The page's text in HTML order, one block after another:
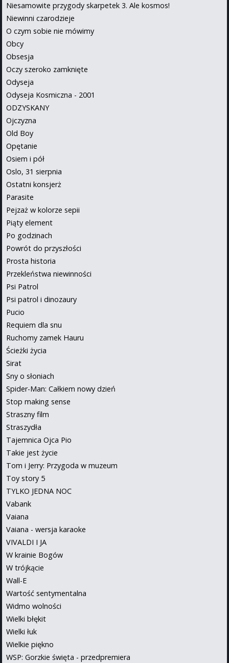
Niesamowite przygody skarpetek 3. Ale kosmos!
Niewinni czarodzieje
O czym sobie nie mówimy
Obcy
Obsesja
Oczy szeroko zamknięte
Odyseja
Odyseja Kosmiczna - 2001
ODZYSKANY
Ojczyzna
Old Boy
Opętanie
Osiem i pół
Oslo, 31 sierpnia
Ostatni konsjerż
Parasite
Pejzaż w kolorze sepii
Piąty element
Po godzinach
Powrót do przyszłości
Prosta historia
Przekleństwa niewinności
Psi Patrol
Psi patrol i dinozaury
Pucio
Requiem dla snu
Ruchomy zamek Hauru
Ścieżki życia
Sirat
Sny o słoniach
Spider-Man: Całkiem nowy dzień
Stop making sense
Straszny film
Straszydła
Tajemnica Ojca Pio
Takie jest życie
Tom i Jerry: Przygoda w muzeum
Toy story 5
TYLKO JEDNA NOC
Vabank
Vaiana
Vaiana - wersja karaoke
VIVALDI I JA
W krainie Bogów
W trójkącie
Wall-E
Wartość sentymentalna
Widmo wolności
Wielki błękit
Wielki łuk
Wielkie piękno
WSP: Gorzkie święta - przedpremiera